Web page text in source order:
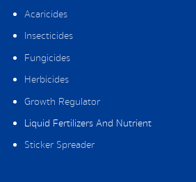
Acaricides
Insecticides
Fungicides
Herbicides
Growth Regulator
Liquid Fertilizers And Nutrient
Sticker Spreader